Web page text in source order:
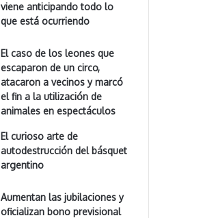
viene anticipando todo lo
que está ocurriendo
El caso de los leones que
escaparon de un circo,
atacaron a vecinos y marcó
el fin a la utilización de
animales en espectáculos
El curioso arte de
autodestrucción del básquet
argentino
Aumentan las jubilaciones y
oficializan bono previsional